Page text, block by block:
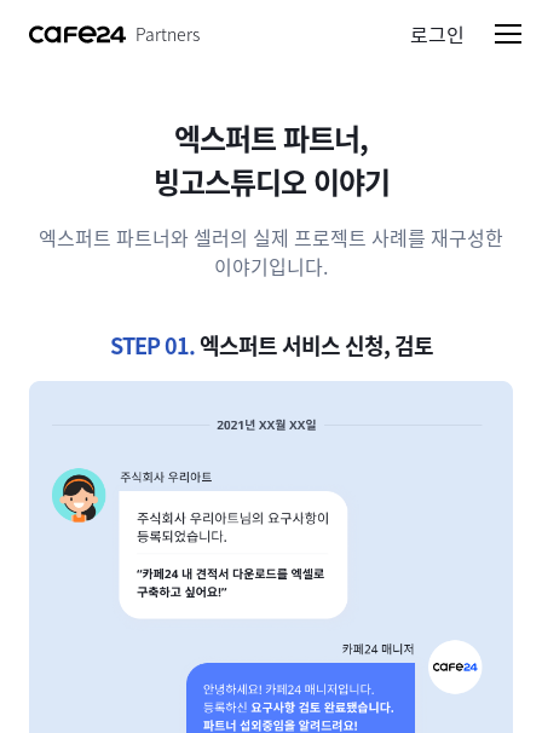
Partners 로그인
엑스퍼트 파트너,
빙고스튜디오 이야기
엑스퍼트 파트너와 셀러의 실제 프로젝트 사례를 재구성한
이야기입니다.
STEP 01.엑스퍼트 서비스 신청, 검토